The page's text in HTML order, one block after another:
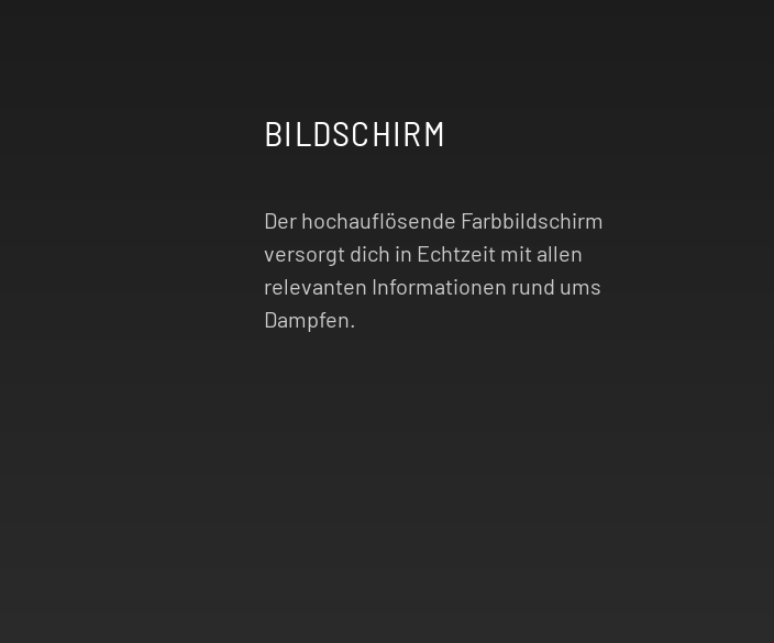
BILDSCHIRM
Der hochauflösende Farbbildschirm
versorgt dich in Echtzeit mit allen
relevanten Informationen rund ums
Dampfen.